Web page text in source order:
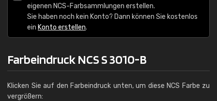
eigenen NCS-Farbsammlungen erstellen.
Sie haben noch kein Konto? Dann können Sie kostenlos
ein Konto erstellen.
Farbeindruck NCS S 3010-B
Klicken Sie auf den Farbeindruck unten, um diese NCS Farbe zu
vergrößern: